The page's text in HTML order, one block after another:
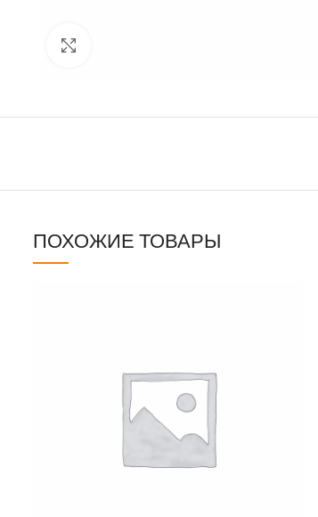
ПОХОЖИЕ ТОВАРЫ